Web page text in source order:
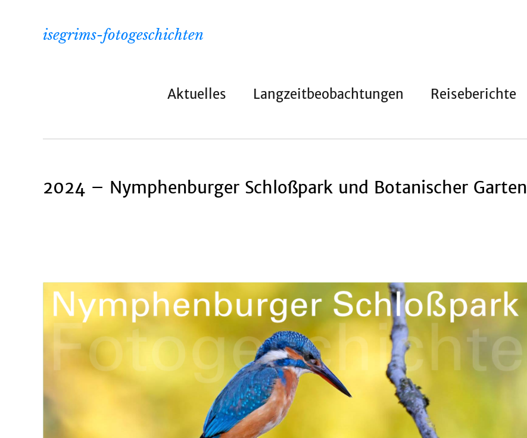
isegrims-fotogeschichten
Aktuelles Langzeitbeobachtungen Reiseberichte
2024 – Nymphenburger Schloßpark und Botanischer Garten